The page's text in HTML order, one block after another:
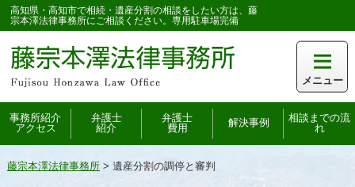
高知県・高知市で相続・遺産分割の相談をしたい方は、藤
宗本澤法律事務所にご相談ください。専用駐車場完備
メニュー
事務所紹介
アクセス
弁護士
紹介
弁護士
費用
解決事例
相談までの流
れ
藤宗本澤法律事務所> 遺産分割の調停と審判